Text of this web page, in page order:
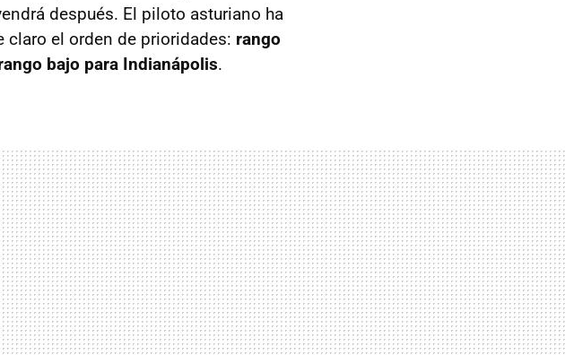
después. El piloto asturiano ha
claro el orden de prioridades: rango
bajo para Indianápolis.